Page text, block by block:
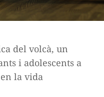
del volcà, un
i adolescents a
la vida